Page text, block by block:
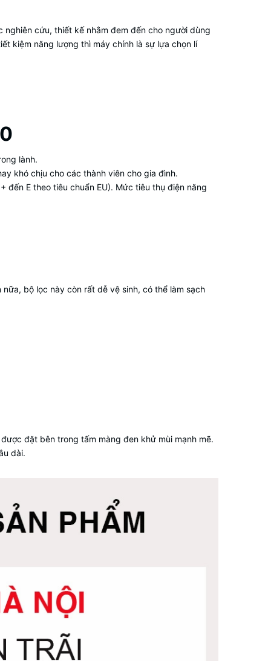
cứu, thiết kế nhằm đem đến cho người dùng
kiệm năng lượng thì máy chính là sự lựa chọn lí
lành.
khó chịu cho các thành viên cho gia đình.
E theo tiêu chuẩn EU). Mức tiêu thụ điện năng
bộ lọc này còn rất dễ vệ sinh, có thể làm sạch
đặt bên trong tấm màng đen khử mùi mạnh mẽ.
dài.